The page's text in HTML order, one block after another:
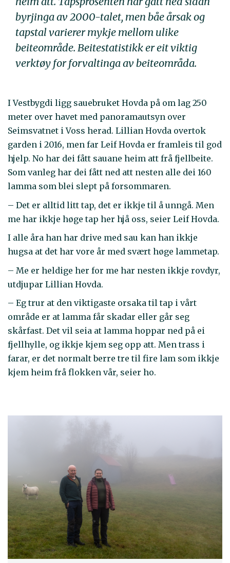
byrjinga av 2000-talet, men båe årsak og
tapstal varierer mykje mellom ulike
beiteområde. Beitestatistikk er eit viktig
verktøy for forvaltinga av beiteområda.
I Vestbygdi ligg sauebruket Hovda på om lag 250
meter over havet med panoramautsyn over
Seimsvatnet i Voss herad. Lillian Hovda overtok
garden i 2016, men far Leif Hovda er framleis til god
hjelp. No har dei fått sauane heim att frå fjellbeite.
Som vanleg har dei fått ned att nesten alle dei 160
lamma som blei slept på forsommaren.
– Det er alltid litt tap, det er ikkje til å unngå. Men
me har ikkje høge tap her hjå oss, seier Leif Hovda.
I alle åra han har drive med sau kan han ikkje
hugsa at det har vore år med svært høge lammetap.
– Me er heldige her for me har nesten ikkje rovdyr,
utdjupar Lillian Hovda.
– Eg trur at den viktigaste orsaka til tap i vårt
område er at lamma får skadar eller går seg
skårfast. Det vil seia at lamma hoppar ned på ei
fjellhylle, og ikkje kjem seg opp att. Men trass i
farar, er det normalt berre tre til fire lam som ikkje
kjem heim frå flokken vår, seier ho.